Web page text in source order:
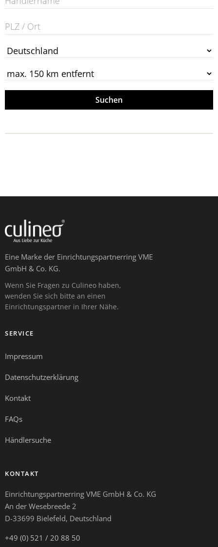
Suchen
Eine Marke der Einrichtungspartnerring VME
GmbH & Co. KG.
Wenn Sie Fragen zu Culineo haben,
wenden Sie sich bitte an einen
Einrichtungspartner in Ihrer Nähe.
SERVICE
Impressum
Datenschutzerklärung
Kontakt
FAQs
Händlersuche
KONTAKT
Einrichtungspartnerring VME GmbH & Co. KG
An der Wesebreede 2
D-33699 Bielefeld, Deutschland
+49 (0) 521 / 20 88 50